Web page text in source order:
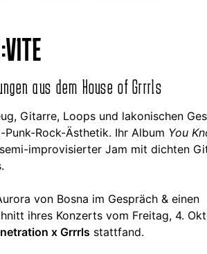
aus dem House of Grrrls
Gitarre, Loops und lakonischen
Rock-Ästhetik. Ihr Album You
improvisierter Jam mit dichten
von Bosna im Gespräch & einen
ihres Konzerts vom Freitag, 4.
x Grrrls stattfand.